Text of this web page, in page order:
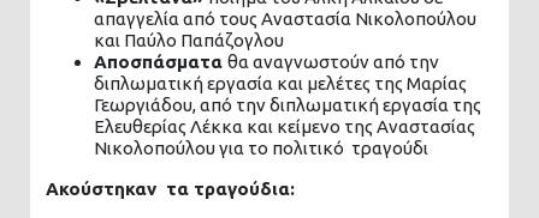
απαγγελία από τους Αναστασία Νικολοπούλου
και Παύλο Παπάζογλου
Αποσπάσματα θα αναγνωστούν από την
διπλωματική εργασία και μελέτες της Μαρίας
Γεωργιάδου, από την διπλωματική εργασία της
Ελευθερίας Λέκκα και κείμενο της Αναστασίας
Νικολοπούλου για το πολιτικό τραγούδι
Ακούστηκαν τα τραγούδια: